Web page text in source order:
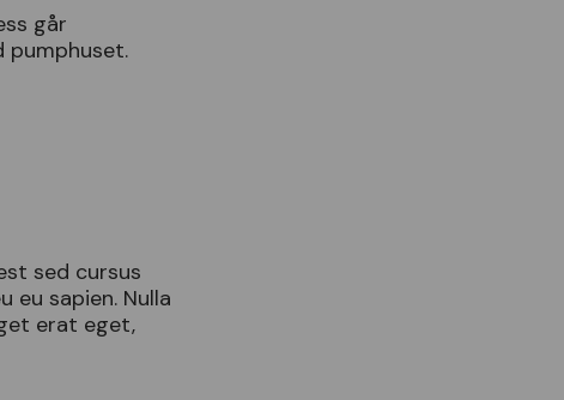
går
pumphuset.
sed cursus
eu sapien. Nulla
erat eget,